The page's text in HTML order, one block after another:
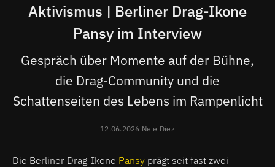
Aktivismus | Berliner Drag-Ikone
Pansy im Interview
Gespräch über Momente auf der Bühne,
die Drag-Community und die
Schattenseiten des Lebens im Rampenlicht
12.06.2026 Nele Diez
Die Berliner Drag-Ikone Pansy prägt seit fast zwei